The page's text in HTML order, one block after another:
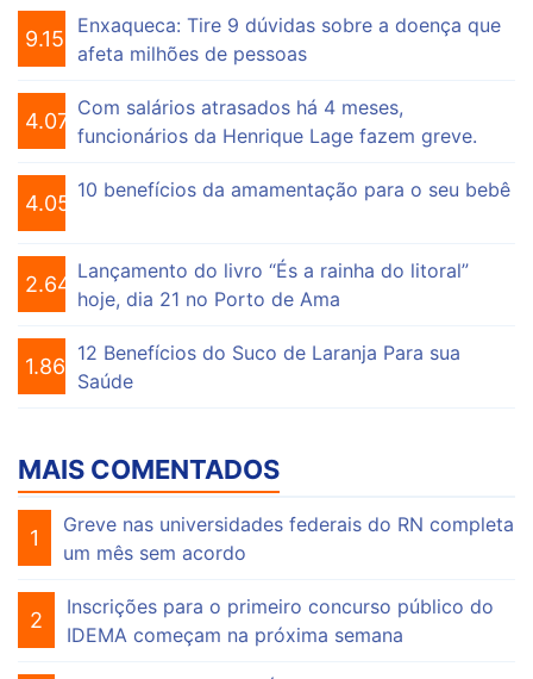
9.153
Enxaqueca: Tire 9 dúvidas sobre a doença que
afeta milhões de pessoas
4.073
Com salários atrasados há 4 meses,
funcionários da Henrique Lage fazem greve.
4.055
10 benefícios da amamentação para o seu bebê
2.646
Lançamento do livro “És a rainha do litoral”
hoje, dia 21 no Porto de Ama
1.863
12 Benefícios do Suco de Laranja Para sua
Saúde
MAIS COMENTADOS
1
Greve nas universidades federais do RN completa
um mês sem acordo
2
Inscrições para o primeiro concurso público do
IDEMA começam na próxima semana